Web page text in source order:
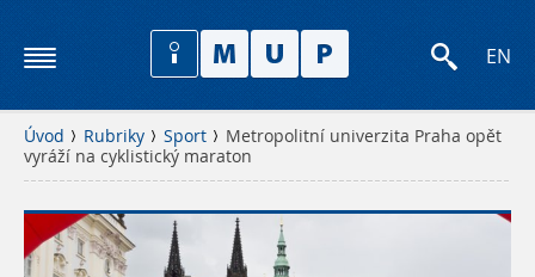
EN
Úvod Rubriky Sport
Metropolitní univerzita Praha opět
vyráží na cyklistický maraton